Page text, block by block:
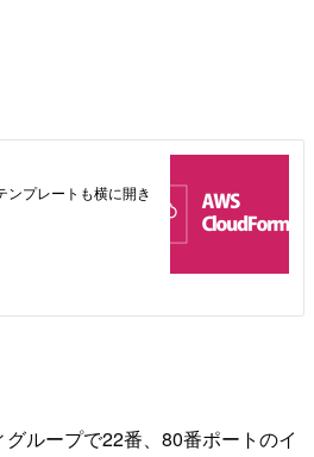
ループで22番、80番ポートのイ